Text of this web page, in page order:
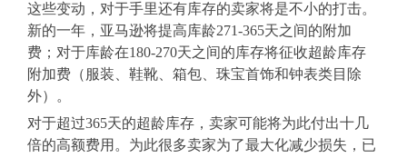
这些变动，对于手里还有库存的卖家将是不小的打击。
新的一年，亚马逊将提高库龄271-365天之间的附加
费；对于库龄在180-270天之间的库存将征收超龄库存
附加费（服装、鞋靴、箱包、珠宝首饰和钟表类目除
外）。
对于超过365天的超龄库存，卖家可能将为此付出十几
倍的高额费用。 为此很多卖家为了最大化减少损失，已